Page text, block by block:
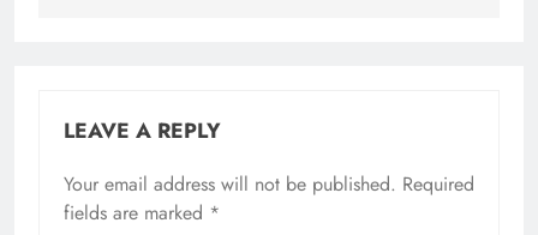
LEAVE A REPLY
Your email address will not be published. Required
fields are marked *